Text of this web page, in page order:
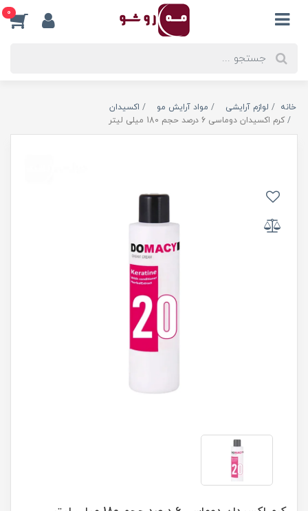
0
خانه لوازم آرایشی مواد آرایش مو
اکسیدان
کرم اکسیدان دوماسی 6 درصد حجم 180 میلی لیتر